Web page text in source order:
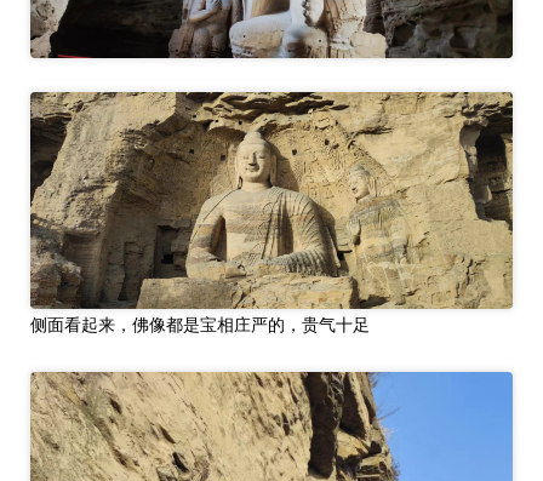
侧面看起来，佛像都是宝相庄严的，贵气十足